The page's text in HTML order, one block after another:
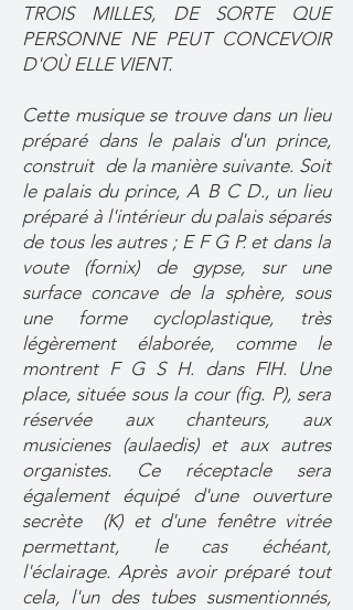
TROIS MILLES, DE SORTE QUE
PERSONNE NE PEUT CONCEVOIR
D'OÙ ELLE VIENT.
Cette musique se trouve dans un lieu
préparé dans le palais d'un prince,
construit de la manière suivante. Soit
le palais du prince, A B C D., un lieu
préparé à l'intérieur du palais séparés
de tous les autres ; E F G P. et dans la
voute (fornix) de gypse, sur une
surface concave de la sphère, sous
une forme cycloplastique, très
légèrement élaborée, comme le
montrent F G S H. dans FIH. Une
place, située sous la cour (fig. P), sera
réservée aux chanteurs, aux
musicienes (aulaedis) et aux autres
organistes. Ce réceptacle sera
également équipé d'une ouverture
secrète (K) et d'une fenêtre vitrée
permettant, le cas échéant,
l'éclairage. Après avoir préparé tout
cela, l'un des tubes susmentionnés,